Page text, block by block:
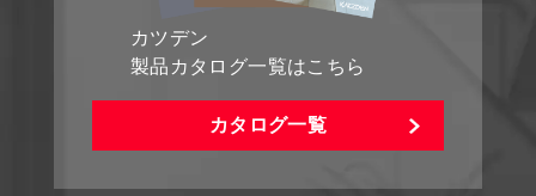
カツデン
製品カタログ一覧はこちら
カタログ一覧